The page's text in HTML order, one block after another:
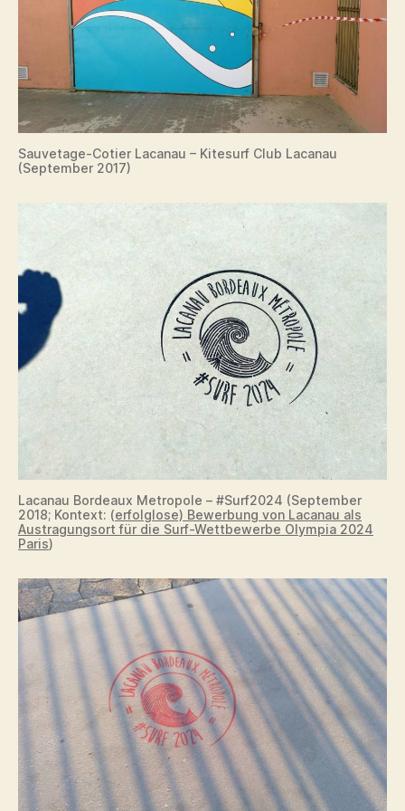
Sauvetage-Cotier Lacanau – Kitesurf Club Lacanau
(September 2017)
Lacanau Bordeaux Metropole – #Surf2024 (September
2018; Kontext: (erfolglose) Bewerbung von Lacanau als
Austragungsort für die Surf-Wettbewerbe Olympia 2024
Paris)